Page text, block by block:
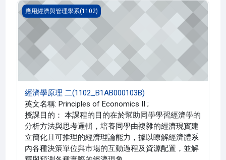
經濟學原理 二(1102_B1AB000103B)
應用經濟與管理學系(1102)
經濟學原理 二(1102_B1AB000103B)
英文名稱: Principles of Economics II ;
授課目的： 本課程的目的在於幫助同學學習經濟學的
分析方法與思考邏輯，培養同學由複雜的經濟現實建
立簡化且可推理的經濟理論能力，據以瞭解經濟體系
內各種決策單位與市場的互動過程及資源配置，並解